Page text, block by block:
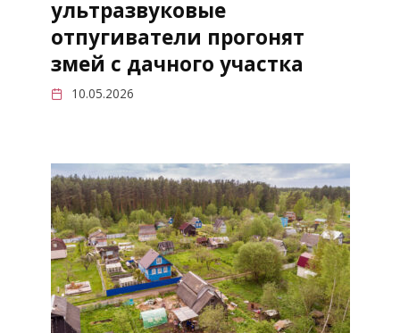
ультразвуковые
отпугиватели прогонят
змей с дачного участка
10.05.2026